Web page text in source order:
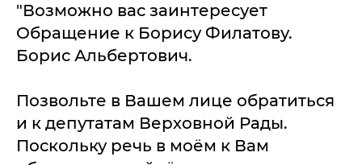
"Возможно вас заинтересует
Обращение к Борису Филатову.
Борис Альбертович.
Позвольте в Вашем лице обратиться
и к депутатам Верховной Рады.
Поскольку речь в моём к Вам